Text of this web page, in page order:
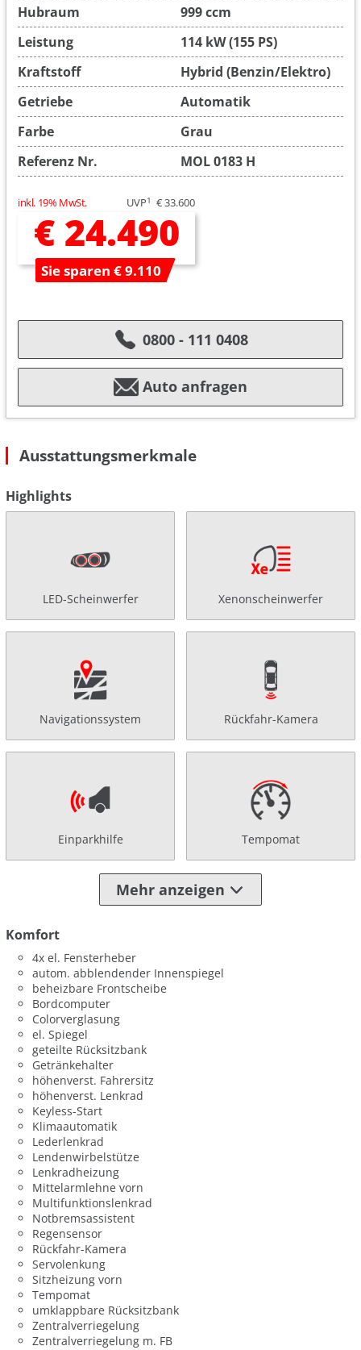
Hubraum
999 ccm
Leistung
114 kW (155 PS)
Kraftstoff
Hybrid (Benzin/Elektro)
Getriebe
Automatik
Farbe
Grau
Referenz Nr.
MOL 0183 H
inkl. 19% MwSt. UVP1 € 33.600
€ 24.490
Sie sparen € 9.110
0800 - 111 0408
Auto anfragen
Ausstattungsmerkmale
Highlights
LED-Scheinwerfer Xenonscheinwerfer
Navigationssystem Rückfahr-Kamera
Einparkhilfe Tempomat
Mehr anzeigen
Komfort
4x el. Fensterheber
autom. abblendender Innenspiegel
beheizbare Frontscheibe
Bordcomputer
Colorverglasung
el. Spiegel
geteilte Rücksitzbank
Getränkehalter
höhenverst. Fahrersitz
höhenverst. Lenkrad
Keyless-Start
Klimaautomatik
Lederlenkrad
Lendenwirbelstütze
Lenkradheizung
Mittelarmlehne vorn
Multifunktionslenkrad
Notbremsassistent
Regensensor
Rückfahr-Kamera
Servolenkung
Sitzheizung vorn
Tempomat
umklappbare Rücksitzbank
Zentralverriegelung
Zentralverriegelung m. FB